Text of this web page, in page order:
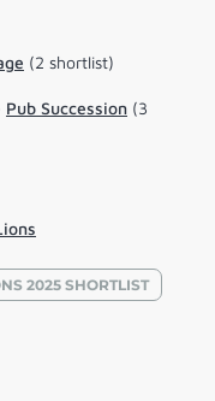
(2 shortlist)
Pub Succession (3
2025 SHORTLIST